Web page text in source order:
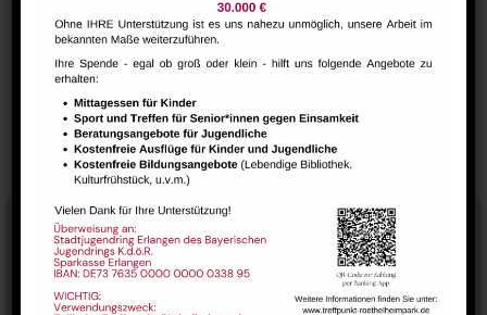
VERANSTALTUNGSORT
Ukulele
Treff
SeniorenArbeitsKreis – „Gesundheit & Vermögen
bewahren“
Stadtteilhaus
Tel.:09131-9232777